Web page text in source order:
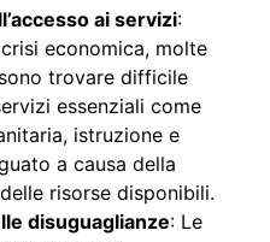
ai servizi:
economica, molte
trovare difficile
essenziali come
istruzione e
a causa della
risorse disponibili.
disuguaglianze: Le